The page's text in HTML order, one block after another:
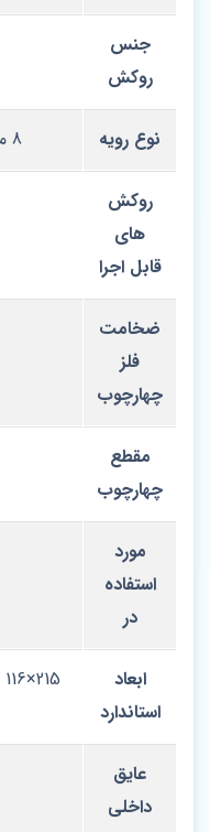
جنس
روکش
نوع رویه 8 میل ام‌دی‌اف واناچای تایلند
روکش‌
های
قابل اجرا
ضخامت
فلز
چهارچوب
مقطع
چهارچوب
مورد
استفاده
در
ابعاد
استاندارد
عایق
داخلی